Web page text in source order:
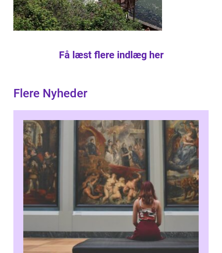
Få læst flere indlæg her
Flere Nyheder